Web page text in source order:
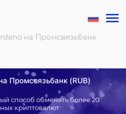
на Промсвязьбанк
Промсвязьбанк (RUB)
способ обменять более 20
криптовалют